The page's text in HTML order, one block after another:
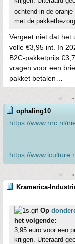
ochtend in de
met de
Vergeet niet dat het
volle €3,95 int. In
B2C-pakketprijs
vragen voor een
pakket betalen…
ophaling10
https://www.nrc.nl/
https://
Kramerica-
Op
het volgende:
3,95 euro voor een
krijgen. Uiteraard